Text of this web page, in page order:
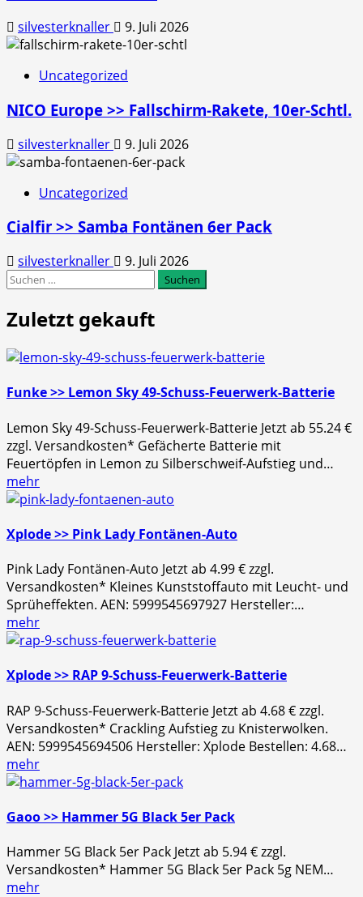
silvesterknaller 9. Juli 2026
Uncategorized
NICO Europe >> Fallschirm-Rakete, 10er-Schtl.
silvesterknaller 9. Juli 2026
Uncategorized
Cialfir >> Samba Fontänen 6er Pack
silvesterknaller
9. Juli 2026
Suchen
Zuletzt gekauft
Funke >> Lemon Sky 49-Schuss-Feuerwerk-Batterie
Lemon Sky 49-Schuss-Feuerwerk-Batterie Jetzt ab 55.24 €
zzgl. Versandkosten* Gefächerte Batterie mit
Feuertöpfen in Lemon zu Silberschweif-Aufstieg und…
mehr
Xplode >> Pink Lady Fontänen-Auto
Pink Lady Fontänen-Auto Jetzt ab 4.99 € zzgl.
Versandkosten* Kleines Kunststoffauto mit Leucht- und
Sprüheffekten. AEN: 5999545697927 Hersteller:…
mehr
Xplode >> RAP 9-Schuss-Feuerwerk-Batterie
RAP 9-Schuss-Feuerwerk-Batterie Jetzt ab 4.68 € zzgl.
Versandkosten* Crackling Aufstieg zu Knisterwolken.
AEN: 5999545694506 Hersteller: Xplode Bestellen: 4.68…
mehr
Gaoo >> Hammer 5G Black 5er Pack
Hammer 5G Black 5er Pack Jetzt ab 5.94 € zzgl.
Versandkosten* Hammer 5G Black 5er Pack 5g NEM…
mehr